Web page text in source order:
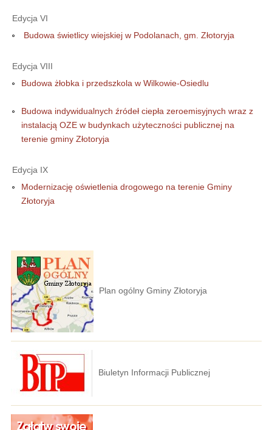
Edycja VI
Budowa świetlicy wiejskiej w Podolanach, gm. Złotoryja
Edycja VIII
Budowa żłobka i przedszkola w Wilkowie-Osiedlu
Budowa indywidualnych źródeł ciepła zeroemisyjnych wraz z
instalacją OZE w budynkach użyteczności publicznej na
terenie gminy Złotoryja
Edycja IX
Modernizację oświetlenia drogowego na terenie Gminy
Złotoryja
Plan ogólny Gminy Złotoryja
Biuletyn Informacji Publicznej